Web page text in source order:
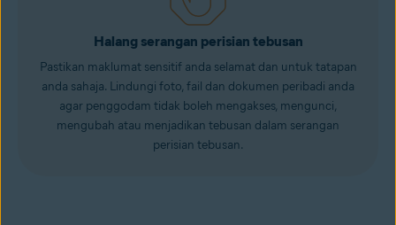
Halang serangan perisian tebusan
Pastikan maklumat sensitif anda selamat dan untuk tatapan
anda sahaja. Lindungi foto, fail dan dokumen peribadi anda
agar penggodam tidak boleh mengakses, mengunci,
mengubah atau menjadikan tebusan dalam serangan
perisian tebusan.